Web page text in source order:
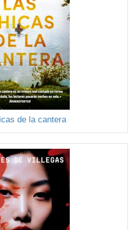
de la cantera